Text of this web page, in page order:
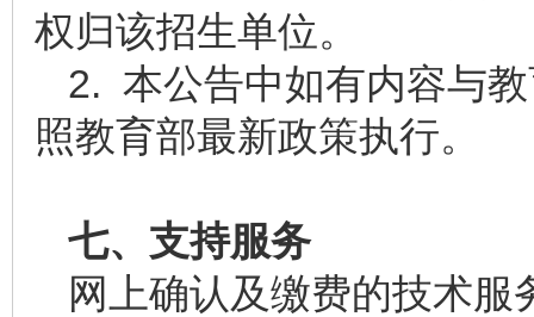
权归该招生单位。
2. 本公告中如有内容与
照教育部最新政策执行。
七、支持服务
网上确认及缴费的技术